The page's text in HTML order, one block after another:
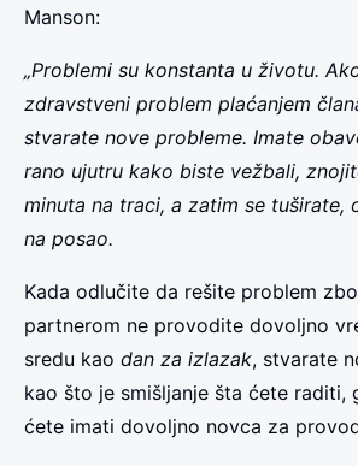
Manson:
„Problemi su konstanta u životu.
zdravstveni problem plaćanjem
stvarate nove probleme. Imate
rano ujutru kako biste vežbali,
minuta na traci, a zatim se tuširate,
na posao.
Kada odlučite da rešite problem
partnerom ne provodite dovoljno
sredu kao dan za izlazak, stvarate
kao što je smišljanje šta ćete raditi,
ćete imati dovoljno novca za